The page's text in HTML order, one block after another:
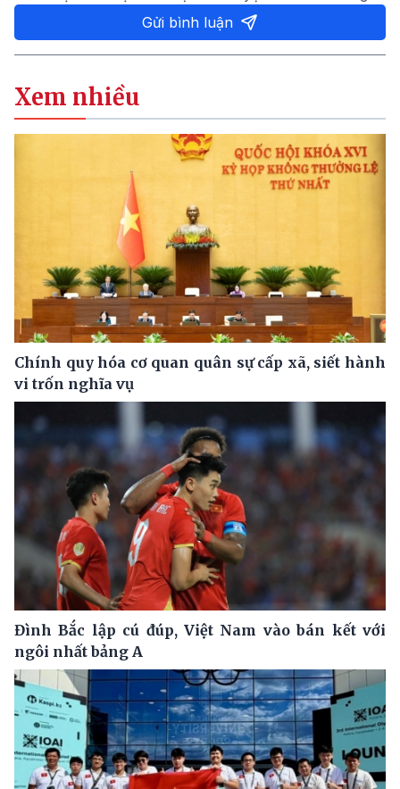
Gửi bình luận
Xem nhiều
Chính quy hóa cơ quan quân sự cấp xã, siết hành
vi trốn nghĩa vụ
Đình Bắc lập cú đúp, Việt Nam vào bán kết với
ngôi nhất bảng A